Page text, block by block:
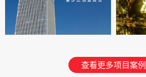
查看更多项目案例